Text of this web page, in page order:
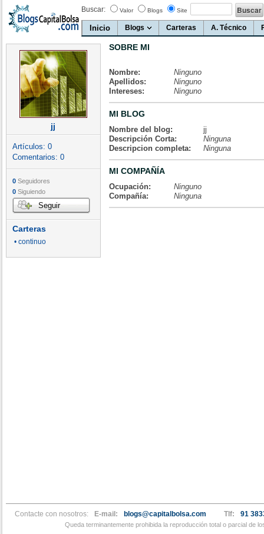
Buscar: Valor Blogs Site
Inicio Blogs Carteras A. Técnico
jj
Artículos: 0
Comentarios: 0
0 Seguidores
0 Siguiendo
Seguir
Carteras
• continuo
SOBRE MI
Nombre:
Ninguno
Apellidos:
Ninguno
Intereses:
Ninguno
MI BLOG
Nombre del blog:
jj
Descripción Corta:
Ninguna
Descripcion completa:
Ninguna
MI COMPAÑÍA
Ocupación:
Ninguno
Compañía:
Ninguna
Contacte con nosotros: E-mail: blogs@capitalbolsa.com Tlf: 91
Queda terminantemente prohibida la reproducción total o parcial de